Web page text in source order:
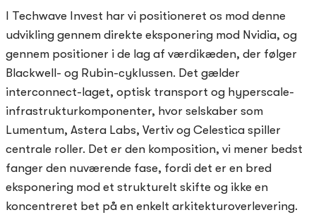
I Techwave Invest har vi positioneret os mod denne
udvikling gennem direkte eksponering mod Nvidia, og
gennem positioner i de lag af værdikæden, der følger
Blackwell- og Rubin-cyklussen. Det gælder
interconnect-laget, optisk transport og hyperscale-
infrastrukturkomponenter, hvor selskaber som
Lumentum, Astera Labs, Vertiv og Celestica spiller
centrale roller. Det er den komposition, vi mener bedst
fanger den nuværende fase, fordi det er en bred
eksponering mod et strukturelt skifte og ikke en
koncentreret bet på en enkelt arkitekturoverlevering.